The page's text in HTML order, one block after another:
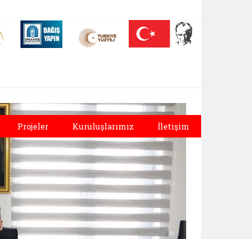
Merkezi (yeni sekmede açılır)
Aile ve Nüfus On Yılı (yeni sekmede açılır)Darülaceze bağış sayfası (yeni sekmede açılır)
Projeler Kuruluşlarımız İletişim